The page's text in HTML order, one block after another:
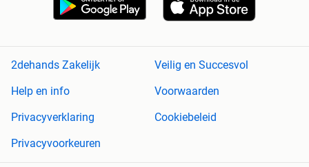
2dehands Zakelijk
Veilig en Succesvol
Help en info
Voorwaarden
Privacyverklaring
Cookiebeleid
Privacyvoorkeuren